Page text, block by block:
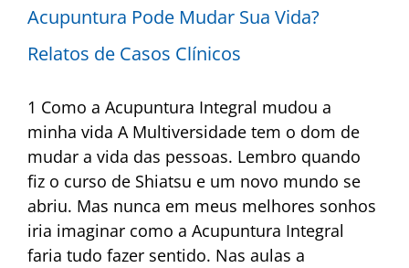
Acupuntura Pode Mudar Sua Vida?
Relatos de Casos Clínicos
1 Como a Acupuntura Integral mudou a
minha vida A Multiversidade tem o dom de
mudar a vida das pessoas. Lembro quando
fiz o curso de Shiatsu e um novo mundo se
abriu. Mas nunca em meus melhores sonhos
iria imaginar como a Acupuntura Integral
faria tudo fazer sentido. Nas aulas a